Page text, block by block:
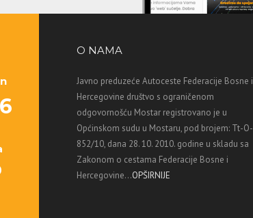
O NAMA
Javno preduzeće Autoceste Federacije Bosne i
Hercegovine društvo s ograničenom
odgovornošću Mostar registrovano je u
Općinskom sudu u Mostaru, pod brojem: Tt-O-
852/10, dana 28. 10. 2010. godine u skladu sa
Zakonom o cestama Federacije Bosne i
Hercegovine...OPŠIRNIJE